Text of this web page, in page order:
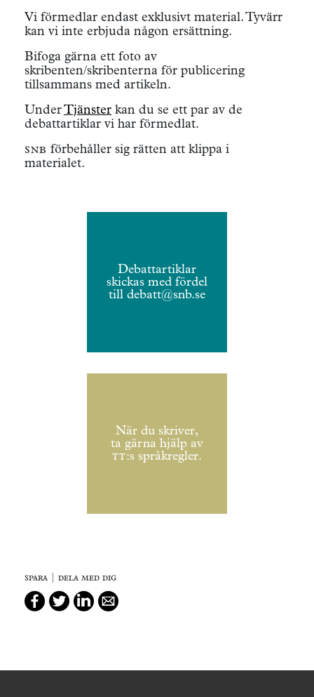
Vi förmedlar endast exklusivt material. Tyvärr
kan vi inte erbjuda någon ersättning.
Bifoga gärna ett foto av
skribenten/skribenterna för publicering
tillsammans med artikeln.
UnderTjänster kan du se ett par av de
debattartiklar vi har förmedlat.
snb förbehåller sig rätten att klippa i
materialet.
Debattartiklar
skickas med fördel
till debatt@snb.se
När du skriver,
ta gärna hjälp av
tt:s språkregler.
spara | dela med dig